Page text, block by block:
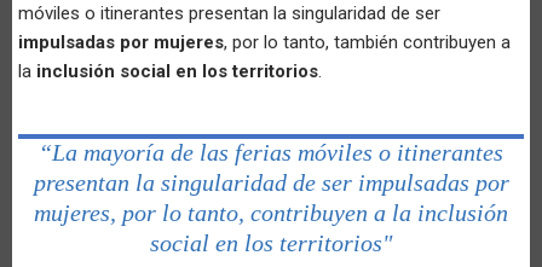
móviles o itinerantes presentan la singularidad de ser
impulsadas por mujeres, por lo tanto, también contribuyen a
la inclusión social en los territorios.
“La mayoría de las ferias móviles o itinerantes
presentan la singularidad de ser impulsadas por
mujeres, por lo tanto, contribuyen a la inclusión
social en los territorios"